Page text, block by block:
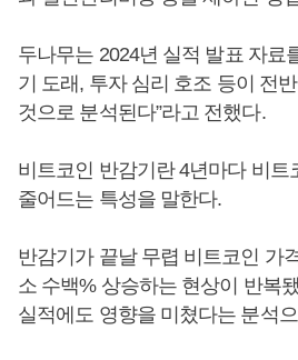
두나무는 2024년 실적 발표 자료
기 도래, 투자 심리 호조 등이 전
것으로 분석된다”라고 전했다.
비트코인 반감기란 4년마다 비트
줄어드는 특성을 말한다.
반감기가 끝날 무렵 비트코인 가
소 수백% 상승하는 현상이 반복
실적에도 영향을 미쳤다는 분석